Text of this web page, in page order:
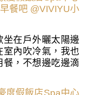
在戶外曬太陽邊
內吹冷氣，我也
，不想邊吃邊滴